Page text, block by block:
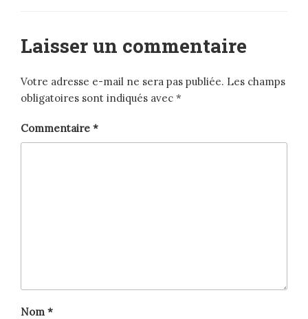
Laisser un commentaire
Votre adresse e-mail ne sera pas publiée. Les champs
obligatoires sont indiqués avec *
Commentaire *
Nom *